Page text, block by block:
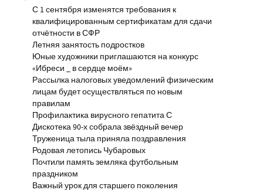
С 1 сентября изменятся требования к
квалифицированным сертификатам для сдачи
отчётности в СФР
Летняя занятость подростков
Юные художники приглашаются на конкурс
«Ибреси _ в сердце моём»
Рассылка налоговых уведомлений физическим
лицам будет осуществляться по новым
правилам
Профилактика вирусного гепатита С
Дискотека 90-х собрала звёздный вечер
Труженица тыла приняла поздравления
Родовая летопись Чубаровых
Почтили память земляка футбольным
праздником
Важный урок для старшего поколения